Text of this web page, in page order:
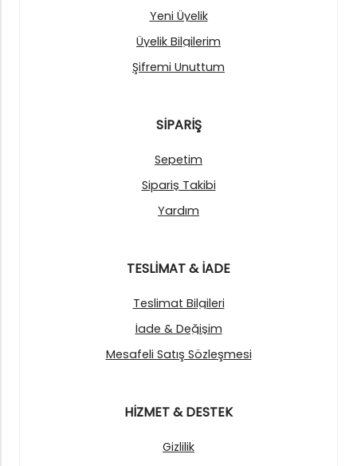
Yeni Üyelik
Üyelik Bilgilerim
Şifremi Unuttum
SİPARİŞ
Sepetim
Sipariş Takibi
Yardım
TESLİMAT & İADE
Teslimat Bilgileri
İade & Değişim
Mesafeli Satış Sözleşmesi
HİZMET & DESTEK
Gizlilik